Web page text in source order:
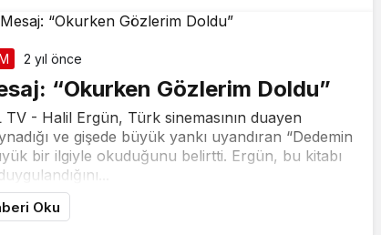
2 yıl önce
“Okurken Gözlerim Doldu”
- Halil Ergün, Türk sinemasının duayen
ve gişede büyük yankı uyandıran “Dedemin
bir ilgiyle okuduğunu belirtti. Ergün, bu kitabı
Oku